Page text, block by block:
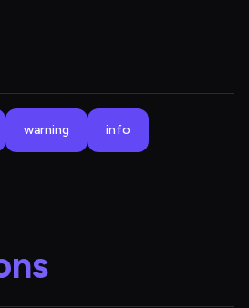
warning info